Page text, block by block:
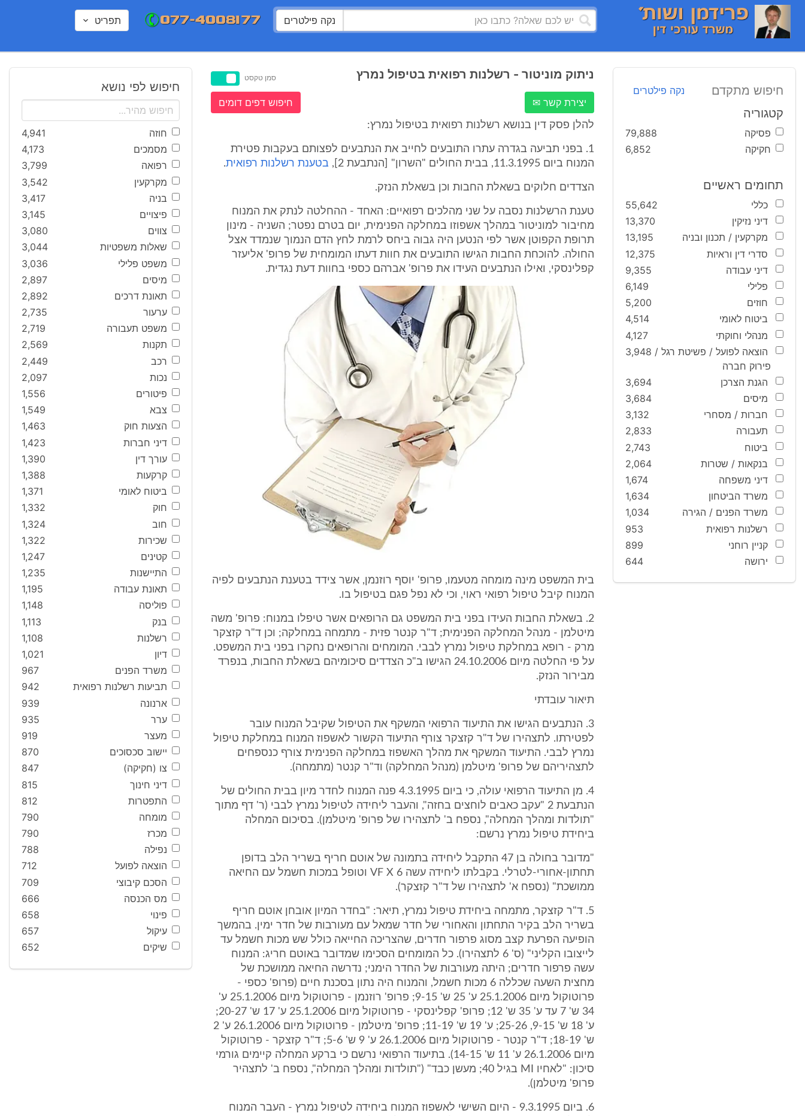
נקה פילטרים תפריט
חיפוש מתקדם נקה פילטרים
קטגוריה
פסיקה
79,888
חקיקה
6,852
תחומים ראשיים
כללי
55,642
דיני נזיקין
13,370
מקרקעין / תכנון ובניה
13,195
סדרי דין וראיות
12,375
דיני עבודה
9,355
פלילי
6,149
חוזים
5,200
ביטוח לאומי
4,514
מנהלי וחוקתי
4,127
הוצאה לפועל / פשיטת רגל /
פירוק חברה
3,948
הגנת הצרכן
3,694
מיסים
3,684
חברות / מסחרי
3,132
תעבורה
2,833
ביטוח
2,743
בנקאות / שטרות
2,064
דיני משפחה
1,674
משרד הביטחון
1,634
משרד הפנים / הגירה
1,034
רשלנות רפואית
953
קניין רוחני
899
ירושה
644
ניתוק מוניטור - רשלנות רפואית בטיפול נמרץ סמן טקסט
יצירת קשר ✉ חיפוש דפים דומים
להלן פסק דין בנושא רשלנות רפואית בטיפול נמרץ:
1. בפני תביעה בגדרה עתרו התובעים לחייב את הנתבעים לפצותם בעקבות פטירת
המנוח ביום 11.3.1995, בבית החולים "השרון" [הנתבעת 2],
בטענת רשלנות רפואית.
הצדדים חלוקים בשאלת החבות וכן בשאלת הנזק.
טענת הרשלנות נסבה על שני מהלכים רפואיים: האחד - ההחלטה לנתק את המנוח
מחיבור למוניטור במהלך אשפוזו במחלקה הפנימית, יום בטרם נפטר; השניה - מינון
תרופת הקפוטן אשר לפי הנטען היה גבוה ביחס לרמת לחץ הדם הנמוך שנמדד אצל
החולה. להוכחת החבות הגישו התובעים את חוות דעתו המומחית של פרופ' אליעזר
קפלינסקי, ואילו הנתבעים העידו את פרופ' אברהם כספי בחוות דעת נגדית.
בית המשפט מינה מומחה מטעמו, פרופ' יוסף רוזנמן, אשר צידד בטענת הנתבעים לפיה
המנוח קיבל טיפול רפואי ראוי, וכי לא נפל פגם בטיפול בו.
2. בשאלת החבות העידו בפני בית המשפט גם הרופאים אשר טיפלו במנוח: פרופ' משה
מיטלמן - מנהל המחלקה הפנימית; ד"ר קנטר פזית - מתמחה במחלקה; וכן ד"ר קזצקר
מרק - רופא במחלקת טיפול נמרץ לבבי. המומחים והרופאים נחקרו בפני בית המשפט.
על פי החלטה מיום 24.10.2006 הגישו ב"כ הצדדים סיכומיהם בשאלת החבות, בנפרד
מבירור הנזק.
תיאור עובדתי
3. הנתבעים הגישו את התיעוד הרפואי המשקף את הטיפול שקיבל המנוח עובר
לפטירתו. לתצהירו של ד"ר קזצקר צורף התיעוד הקשור לאשפוז המנוח במחלקת טיפול
נמרץ לבבי. התיעוד המשקף את מהלך האשפוז במחלקה הפנימית צורף כנספחים
לתצהיריהם של פרופ' מיטלמן (מנהל המחלקה) וד"ר קנטר (מתמחה).
4. מן התיעוד הרפואי עולה, כי ביום 4.3.1995 פנה המנוח לחדר מיון בבית החולים של
הנתבעת 2 "עקב כאבים לוחצים בחזה", והעבר ליחידה לטיפול נמרץ לבבי (ר' דף מתוך
"תולדות ומהלך המחלה", נספח ב' לתצהירו של פרופ' מיטלמן). בסיכום המחלה
ביחידת טיפול נמרץ נרשם:
"מדובר בחולה בן 47 התקבל ליחידה בתמונה של אוטם חריף בשריר הלב בדופן
תחתון-אחורי-לטרלי. בקבלתו ליחידה עשה VF X 6 וטופל במכות חשמל עם החיאה
ממושכת" (נספח א' לתצהירו של ד"ר קזצקר).
5. ד"ר קזצקר, מתמחה ביחידת טיפול נמרץ, תיאר: "בחדר המיון אובחן אוטם חריף
בשריר הלב בקיר התחתון והאחורי של חדר שמאל עם מעורבות של חדר ימין. בהמשך
הופיעה הפרעת קצב מסוג פרפור חדרים, שהצריכה החייאה כולל שש מכות חשמל עד
לייצובו הקליני" (ס' 6 לתצהירו). כל המומחים הסכימו שמדובר באוטם חריג: המנוח
עשה פרפור חדרים; היתה מעורבות של החדר הימני; נדרשה החיאה ממושכת של
מחצית השעה שכללה 6 מכות חשמל, והמנוח היה נתון בסכנת חיים (פרופ' כספי -
פרוטוקול מיום 25.1.2006 ע' 25 ש' 9-15; פרופ' רוזנמן - פרוטוקול מיום 25.1.2006 ע'
34 ש' 7 עד ע' 35 ש' 12; פרופ' קפלינסקי - פרוטוקול מיום 25.1.2006 ע' 17 ש' 20-27;
ע' 18 ש' 9-15, 25-26; ע' 19 ש' 11-19; פרופ' מיטלמן - פרוטוקול מיום 26.1.2006 ע' 2
ש' 18-19; ד"ר קנטר - פרוטוקול מיום 26.1.2006 ע' 9 ש' 5-6; ד"ר קזצקר - פרוטוקול
מיום 26.1.2006 ע' 11 ש' 14-15). בתיעוד הרפואי נרשם כי ברקע המחלה קיימים גורמי
סיכון: "לאחיו MI בגיל 40; מעשן כבד" ("תולדות ומהלך המחלה", נספח ב' לתצהיר
פרופ' מיטלמן).
6. ביום 9.3.1995 - היום השישי לאשפוז המנוח ביחידה לטיפול נמרץ - העבר המנוח
חיפוש לפי נושא
חוזה
4,941
מסמכים
4,173
רפואה
3,799
מקרקעין
3,542
בניה
3,417
פיצויים
3,145
צווים
3,080
שאלות משפטיות
3,044
משפט פלילי
3,036
מיסים
2,897
תאונת דרכים
2,892
ערעור
2,735
משפט תעבורה
2,719
תקנות
2,569
רכב
2,449
נכות
2,097
פיטורים
1,556
צבא
1,549
הצעות חוק
1,463
דיני חברות
1,423
עורך דין
1,390
קרקעות
1,388
ביטוח לאומי
1,371
חוק
1,332
חוב
1,324
שכירות
1,322
קטינים
1,247
התיישנות
1,235
תאונת עבודה
1,195
פוליסה
1,148
בנק
1,113
רשלנות
1,108
דיון
1,021
משרד הפנים
967
תביעות רשלנות רפואית
942
ארנונה
939
ערר
935
מעצר
919
יישוב סכסוכים
870
צו (חקיקה)
847
דיני חינוך
815
התפטרות
812
מומחה
790
מכרז
790
נפילה
788
הוצאה לפועל
712
הסכם קיבוצי
709
מס הכנסה
666
פינוי
658
עיקול
657
שיקים
652